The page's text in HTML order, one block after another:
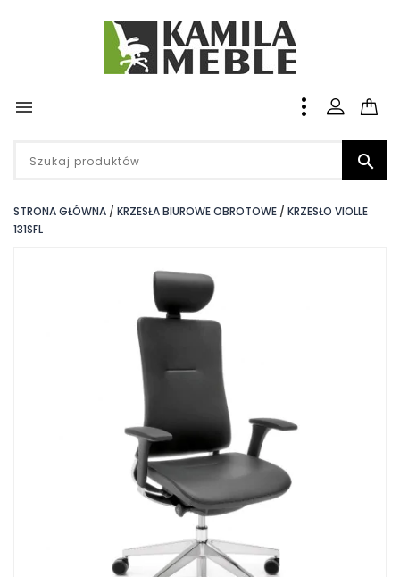


STRONA GŁÓWNA KRZESŁA BIUROWE OBROTOWE
KRZESŁO VIOLLE
131SFL